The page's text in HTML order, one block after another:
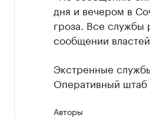
дня и вечером в
гроза. Все службы
сообщении властей.
Экстренные
Оперативный штаб
Авторы